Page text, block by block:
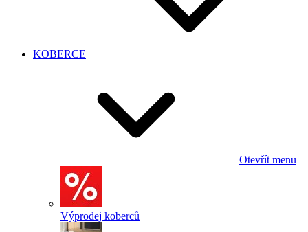
KOBERCE
Otevřít menu
Výprodej koberců